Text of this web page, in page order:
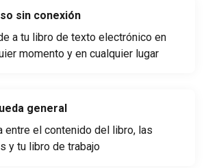
sin conexión
a tu libro de texto electrónico en
momento y en cualquier lugar
general
entre el contenido del libro, las
y tu libro de trabajo